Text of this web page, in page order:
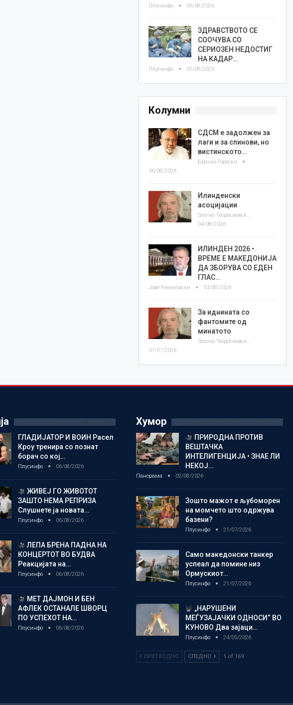
Плусинфо 06/08/2026
ЗДРАВСТВОТО СЕ
СООЧУВА СО
СЕРИОЗЕН НЕДОСТИГ
НА КАДАР…
Плусинфо 05/08/2026
Колумни
СДСМ е задолжен за
лаги и за спинови, но
вистинското…
Бранко Героски
06/08/2026
Илинденски
асоцијации
Златко Теодосиевски
04/08/2026
ИЛИНДЕН 2026 •
ВРЕМЕ Е МАКЕДОНИЈА
ДА ЗБОРУВА СО ЕДЕН
ГЛАС…
Јове Кекеновски 03/08/2026
За иднината со
фантомите од
минатото
Златко Теодосиевски
31/07/2026
ГЛАДИЈАТОР И ВОИН Расел
Кроу тренира со познат
борач со кој…
Плусинфо 06/08/2026
ЖИВЕЈ ГО ЖИВОТОТ
ЗАШТО НЕМА РЕПРИЗА
Слушнете ја новата…
Плусинфо 06/08/2026
ЛЕПА БРЕНА ПАДНА НА
КОНЦЕРТОТ ВО БУДВА
Реакцијата на…
Плусинфо 06/08/2026
МЕТ ДАЈМОН И БЕН
АФЛЕК ОСТАНАЛЕ ШВОРЦ
ПО УСПЕХОТ НА…
Плусинфо 06/08/2026
Хумор
ПРИРОДНА ПРОТИВ
ВЕШТАЧКА
ИНТЕЛИГЕНЦИЈА • ЗНАЕ ЛИ
НЕКОЈ…
Панорама 02/08/2026
Зошто мажот е љубоморен
на момчето што одржува
базени?
Плусинфо 21/07/2026
Само македонски танкер
успеал да помине низ
Ормускиот…
Плусинфо 21/07/2026
„НАРУШЕНИ
МЕЃУЗАЈАЧКИ ОДНОСИ“ ВО
КУНОВО Два зајаци…
Плусинфо 24/05/2026
ПРЕТХОДНО СЛЕДНО 1 of 169